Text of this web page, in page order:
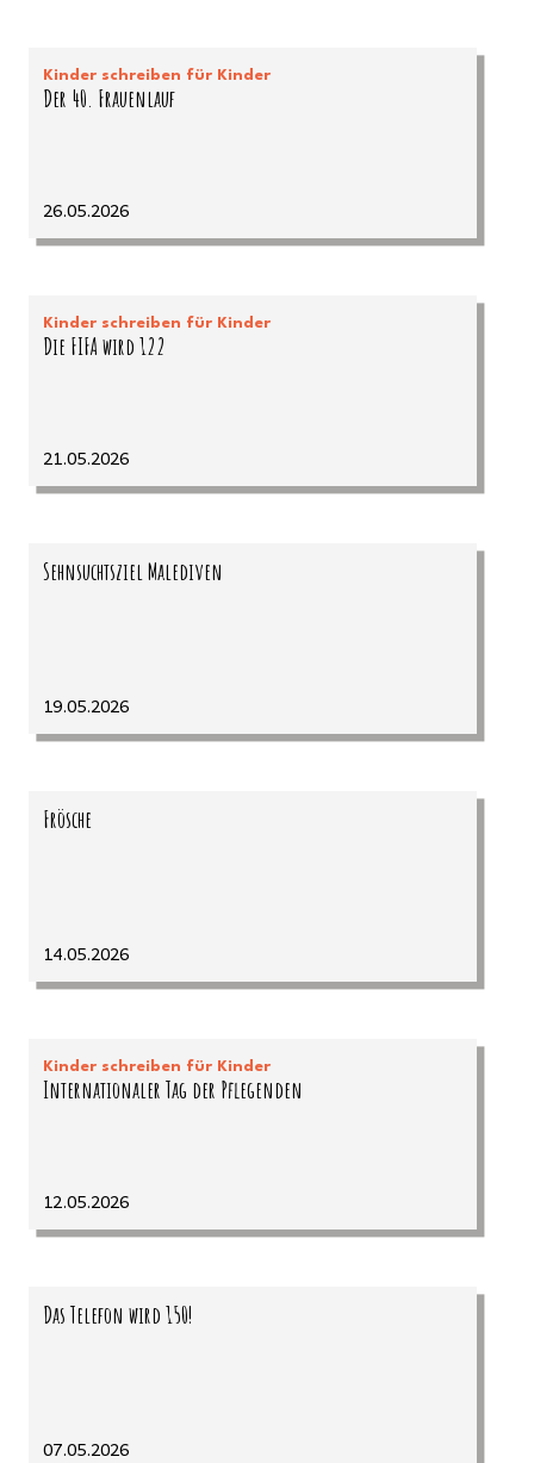
Kinder schreiben für Kinder
Der 40. Frauenlauf
26.05.2026
Kinder schreiben für Kinder
Die FIFA wird 122
21.05.2026
Sehnsuchtsziel Malediven
19.05.2026
Frösche
14.05.2026
Kinder schreiben für Kinder
Internationaler Tag der Pflegenden
12.05.2026
Das Telefon wird 150!
07.05.2026